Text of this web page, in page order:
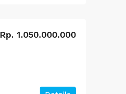
Rp. 1.050.000.000